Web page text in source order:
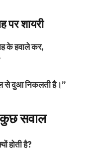
पर शायरी
के हवाले कर,
से दुआ निकलती है।”
कुछ सवाल
होती है?